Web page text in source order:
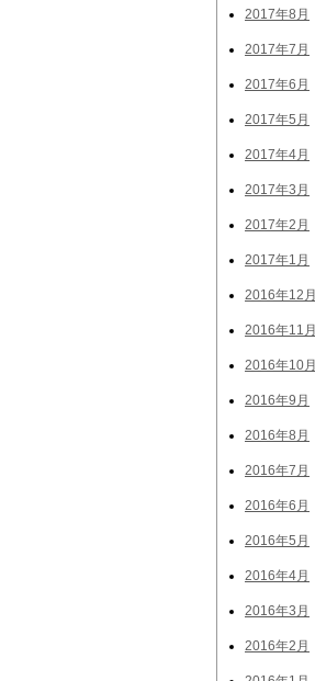
2017年8月
2017年7月
2017年6月
2017年5月
2017年4月
2017年3月
2017年2月
2017年1月
2016年12月
2016年11月
2016年10月
2016年9月
2016年8月
2016年7月
2016年6月
2016年5月
2016年4月
2016年3月
2016年2月